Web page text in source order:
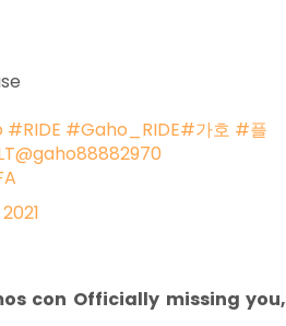
#RIDE #Gaho_RIDE#가호 #플
@gaho88882970
con Officially missing you,